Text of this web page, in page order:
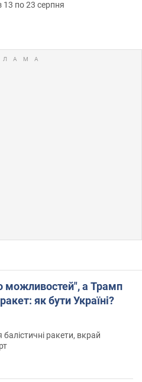
13 по 23 серпня
можливостей", а Трамп
як бути Україні?
ракети, вкрай